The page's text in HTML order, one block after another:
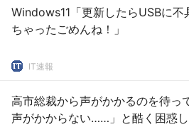
Windows11「更新したらUSBに不
ちゃったごめんね！」
IT速報
高市総裁から声がかかるのを待っ
声がかからない……」と酷く困惑